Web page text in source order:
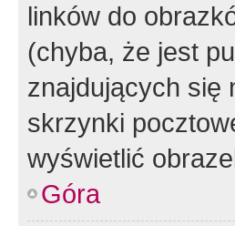
linków do
(chyba, że jest
znajdujących się
skrzynki
wyświetlić
Góra